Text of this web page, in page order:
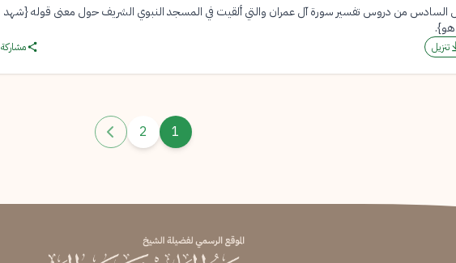
السادس من دروس تفسير سورة آل عمران والتي ألقيت في المسجد النبوي الشريف حول معنى قوله {شهد
هو}.
تنزيل مشاركة
1
2